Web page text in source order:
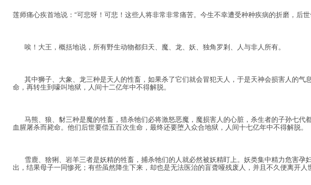
莲师痛心疾首地说：“可悲呀！可悲！这些人将非常非常痛苦。今生不幸遭受种种疾病的折磨，后世
唉！大王，概括地说，所有野生动物都归天、魔、龙、妖、独角罗剎、人与非人所有。
其中狮子、大象、龙三种是天人的性畜，如果杀了它们就会冒犯天人，于是天神会损害人的气
命，再转生到嚎叫地狱，人间十二亿年中不得解脱。
马熊、狼、豺三种是魔的牲畜，猎杀牠们必将激怒恶魔，魔损害人的心脏，杀生者的子孙七代
血腥屠杀而毙命。他们后世要偿五百次生命，最终还要堕入众合地狱，人间十七亿年中不得解脱。
雪鹿、猞猁、岩羊三者是妖精的牲畜，捕杀牠们的人就必然被妖精盯上。妖类集中精力危害孕
出，结果母子一同惨死；有些虽然降生下来，却也是无法医治的盲聋哑残废人，并且不久便离开人